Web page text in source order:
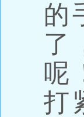
的
了
呢
打